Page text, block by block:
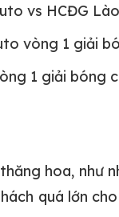
vs HCĐG
vòng 1 giải
1 giải bóng
hoa, như
quá lớn